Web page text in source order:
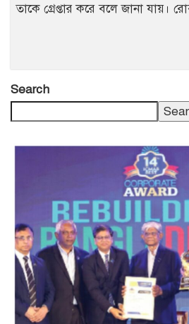
তাকে গ্রেপ্তার করে বলে জানা যায়।
Search